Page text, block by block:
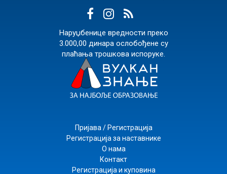
Наруџбенице вредности преко
3.000,00 динара ослобођене су
плаћања трошкова испоруке.
Пријава / Регистрација
Регистрација за наставнике
О нама
Контакт
Регистрација и куповина